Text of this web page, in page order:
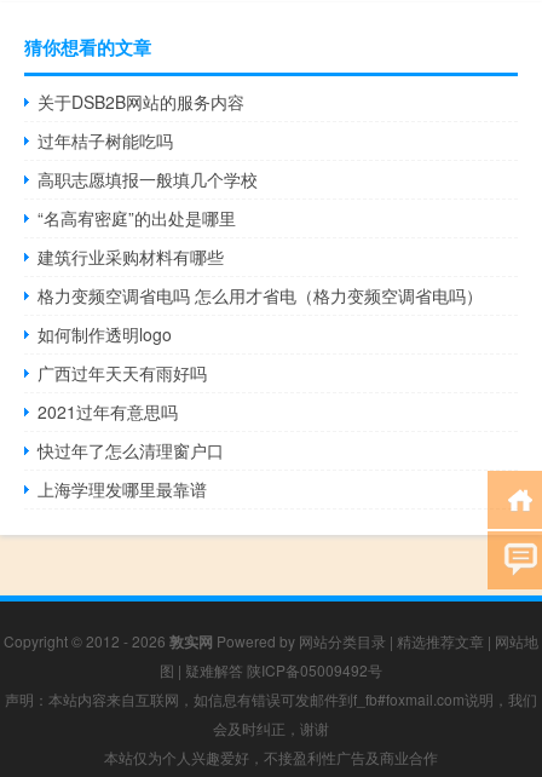
猜你想看的文章
关于DSB2B网站的服务内容
过年桔子树能吃吗
高职志愿填报一般填几个学校
“名高宥密庭”的出处是哪里
建筑行业采购材料有哪些
格力变频空调省电吗 怎么用才省电（格力变频空调省电吗）
如何制作透明logo
广西过年天天有雨好吗
2021过年有意思吗
快过年了怎么清理窗户口
上海学理发哪里最靠谱
Copyright © 2012 - 2026 敦实网 Powered by 网站分类目录 | 精选推荐文章 | 网站地
图 | 疑难解答 陕ICP备05009492号
声明：本站内容来自互联网，如信息有错误可发邮件到f_fb#foxmail.com说明，我们
会及时纠正，谢谢
本站仅为个人兴趣爱好，不接盈利性广告及商业合作